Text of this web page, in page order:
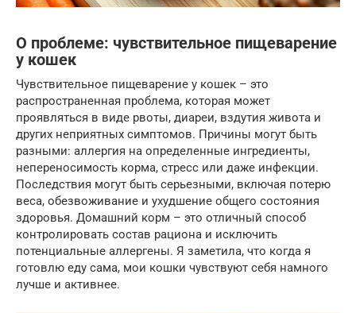
О проблеме: чувствительное пищеварение
у кошек
Чувствительное пищеварение у кошек – это
распространенная проблема, которая может
проявляться в виде рвоты, диареи, вздутия живота и
других неприятных симптомов. Причины могут быть
разными: аллергия на определенные ингредиенты,
непереносимость корма, стресс или даже инфекции.
Последствия могут быть серьезными, включая потерю
веса, обезвоживание и ухудшение общего состояния
здоровья. Домашний корм – это отличный способ
контролировать состав рациона и исключить
потенциальные аллергены. Я заметила, что когда я
готовлю еду сама, мои кошки чувствуют себя намного
лучше и активнее.